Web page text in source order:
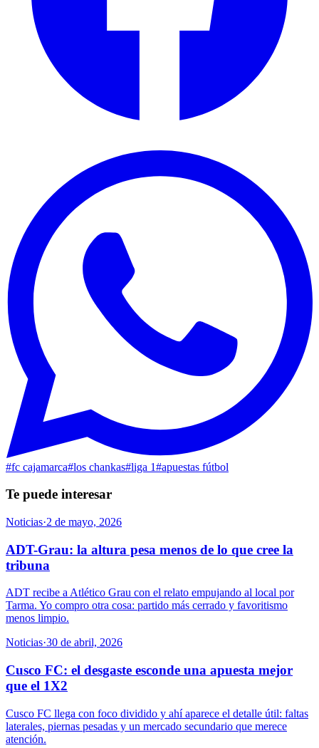
#fc cajamarca#los chankas#liga 1#apuestas fútbol
Te puede interesar
Noticias·2 de mayo, 2026
ADT-Grau: la altura pesa menos de lo que cree la
tribuna
ADT recibe a Atlético Grau con el relato empujando al local por
Tarma. Yo compro otra cosa: partido más cerrado y favoritismo
menos limpio.
Noticias·30 de abril, 2026
Cusco FC: el desgaste esconde una apuesta mejor
que el 1X2
Cusco FC llega con foco dividido y ahí aparece el detalle útil: faltas
laterales, piernas pesadas y un mercado secundario que merece
atención.